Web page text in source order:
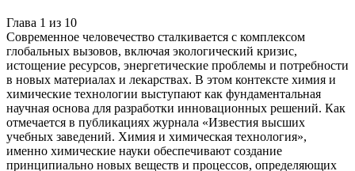
Глава 1 из 10
Современное человечество сталкивается с комплексом
глобальных вызовов, включая экологический кризис,
истощение ресурсов, энергетические проблемы и потребности
в новых материалах и лекарствах. В этом контексте химия и
химические технологии выступают как фундаментальная
научная основа для разработки инновационных решений. Как
отмечается в публикациях журнала «Известия высших
учебных заведений. Химия и химическая технология»,
именно химические науки обеспечивают создание
принципиально новых веществ и процессов, определяющих